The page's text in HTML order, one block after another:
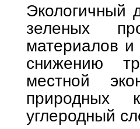
Экологичный
зеленых
материалов и
снижению
местной
природных
углеродный